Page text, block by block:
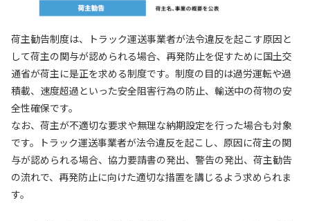
荷主勧告制度は、トラック運送事業者が法令違反を起こす原因と
して荷主の関与が認められる場合、再発防止を促すために国土交
通省が荷主に是正を求める制度です。制度の目的は過労運転や過
積載、速度超過といった安全阻害行為の防止、輸送中の荷物の安
全性確保です。
なお、荷主が不適切な要求や無理な納期設定を行った場合も対象
です。トラック運送事業者が法令違反を起こし、原因に荷主の関
与が認められる場合、協力要請書の発出、警告の発出、荷主勧告
の流れで、再発防止に向けた適切な措置を講じるよう求められま
す。